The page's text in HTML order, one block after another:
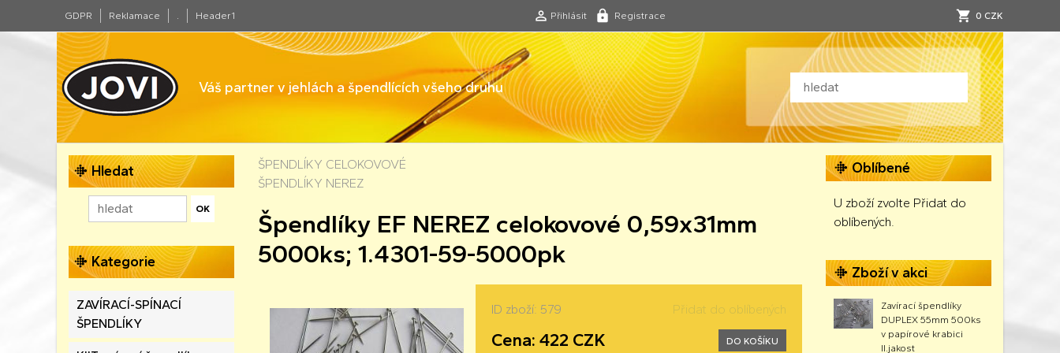
GDPR Reklamace . Header1 Přihlásit Registrace 0 CZK
Váš partner v jehlách a špendlících všeho druhu
Hledat
Kategorie
ZAVÍRACÍ-SPÍNACÍ
ŠPENDLÍKY
ŠPENDLÍKY CELOKOVOVÉ
ŠPENDLÍKY NEREZ
Špendlíky EF NEREZ celokovové 0,59x31mm
5000ks; 1.4301-59-5000pk
ID zboží: 579 Přidat do oblíbených
Cena: 422 CZK DO KOŠÍKU
Oblíbené
U zboží zvolte Přidat do
oblíbených.
Zboží v akci
Zavírací špendlíky
DUPLEX 55mm 500ks
v papírové krabici
II.jakost